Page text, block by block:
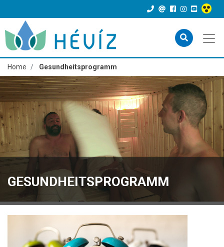
Home Gesundheitsprogramm
GESUNDHEITSPROGRAMM